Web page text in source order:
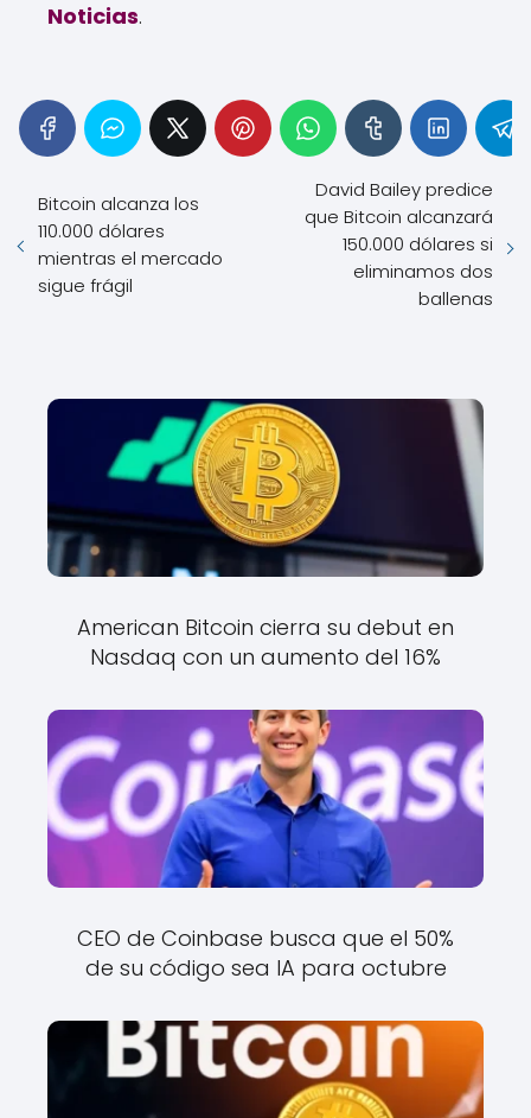
Noticias.
Bitcoin alcanza los
110.000 dólares
mientras el mercado
sigue frágil
David Bailey predice
que Bitcoin alcanzará
150.000 dólares si
eliminamos dos
ballenas
American Bitcoin cierra su debut en
Nasdaq con un aumento del 16%
CEO de Coinbase busca que el 50%
de su código sea IA para octubre